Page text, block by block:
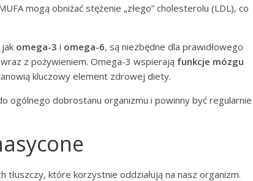
mogą obniżać stężenie „złego” cholesterolu (LDL), co
omega-3 i omega-6, są niezbędne dla prawidłowego
z pożywieniem. Omega-3 wspierają funkcje mózgu
kluczowy element zdrowej diety.
ogólnego dobrostanu organizmu i powinny być regularnie
tłuszczy, które korzystnie oddziałują na nasz organizm.